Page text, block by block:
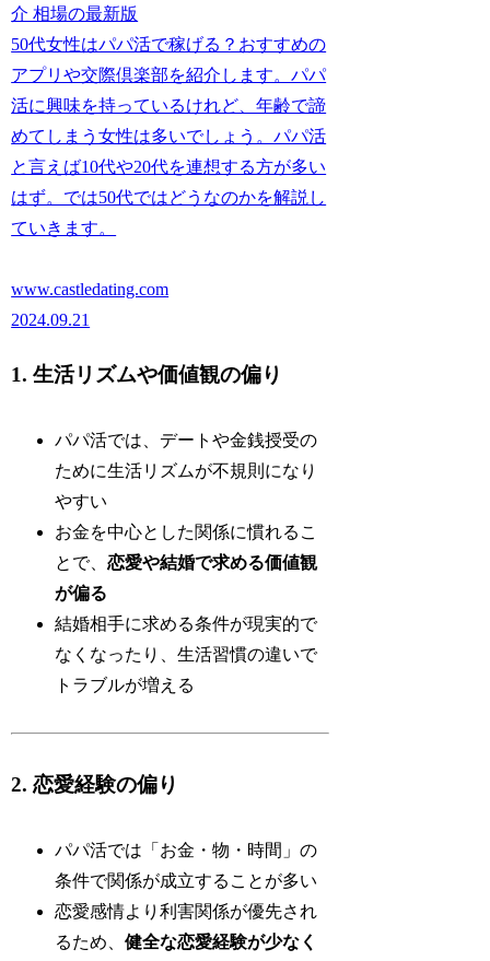
介 相場の最新版
50代女性はパパ活で稼げる？おすすめの
アプリや交際倶楽部を紹介します。パパ
活に興味を持っているけれど、年齢で諦
めてしまう女性は多いでしょう。パパ活
と言えば10代や20代を連想する方が多い
はず。では50代ではどうなのかを解説し
ていきます。
www.castledating.com
2024.09.21
1. 生活リズムや価値観の偏り
パパ活では、デートや金銭授受の
ために生活リズムが不規則になり
やすい
お金を中心とした関係に慣れるこ
とで、恋愛や結婚で求める価値観
が偏る
結婚相手に求める条件が現実的で
なくなったり、生活習慣の違いで
トラブルが増える
2. 恋愛経験の偏り
パパ活では「お金・物・時間」の
条件で関係が成立することが多い
恋愛感情より利害関係が優先され
るため、健全な恋愛経験が少なく